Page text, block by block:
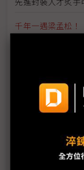
千年一遇梁孟松
提升日以繼夜研
產業薪資不到位
印度成半導體產